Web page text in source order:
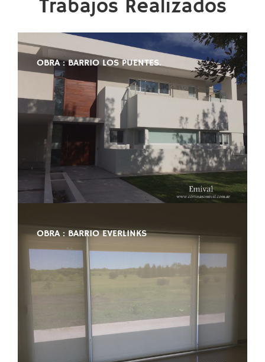
Trabajos Realizados
OBRA : BARRIO LOS PUENTES.
OBRA : BARRIO EVERLINKS